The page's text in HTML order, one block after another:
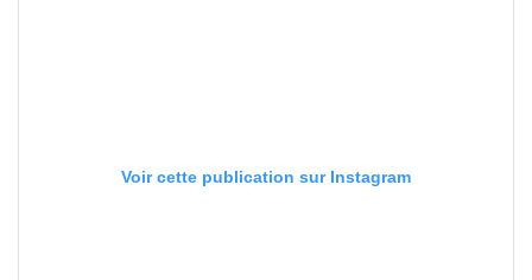
Voir cette publication sur Instagram